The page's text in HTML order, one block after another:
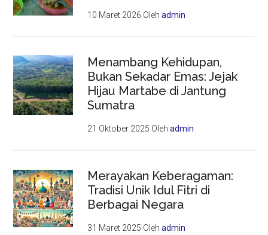
10 Maret 2026 Olehadmin
Menambang Kehidupan,
Bukan Sekadar Emas: Jejak
Hijau Martabe di Jantung
Sumatra
21 Oktober 2025 Olehadmin
Merayakan Keberagaman:
Tradisi Unik Idul Fitri di
Berbagai Negara
31 Maret 2025 Olehadmin